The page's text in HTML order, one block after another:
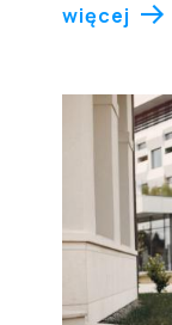
więcej